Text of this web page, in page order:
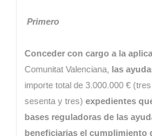
Primero
Conceder con cargo a la
Comunitat Valenciana, las
importe total de 3.000.000 €
sesenta y tres) expedientes
bases reguladoras de las
beneficiarias el cumplimiento